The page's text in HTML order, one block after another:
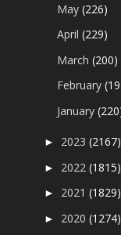
May(226)
April(229)
March(200)
February
January
► 2023(2167)
► 2022(1815)
► 2021(1829)
► 2020(1274)